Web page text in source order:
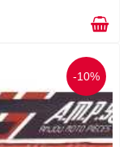
-10%